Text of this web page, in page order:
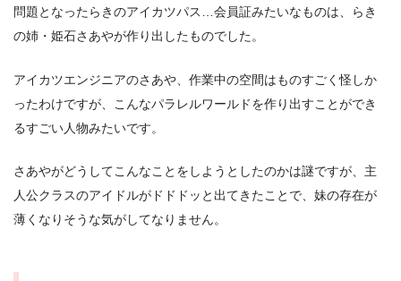
問題となったらきのアイカツパス…会員証みたいなものは、らき
の姉・姫石さあやが作り出したものでした。
アイカツエンジニアのさあや、作業中の空間はものすごく怪しか
ったわけですが、こんなパラレルワールドを作り出すことができ
るすごい人物みたいです。
さあやがどうしてこんなことをしようとしたのかは謎ですが、主
人公クラスのアイドルがドドドッと出てきたことで、妹の存在が
薄くなりそうな気がしてなりません。